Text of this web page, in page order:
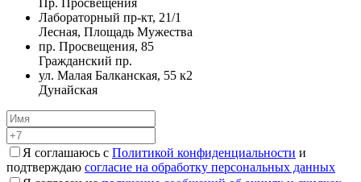
Пр. Просвещения
Лабораторный пр-кт, 21/1
Лесная, Площадь Мужества
пр. Просвещения, 85
Гражданский пр.
ул. Малая Балканская, 55 к2
Дунайская
Я соглашаюсь с Политикой конфиденциальности и
подтверждаю согласие на обработку персональных данных